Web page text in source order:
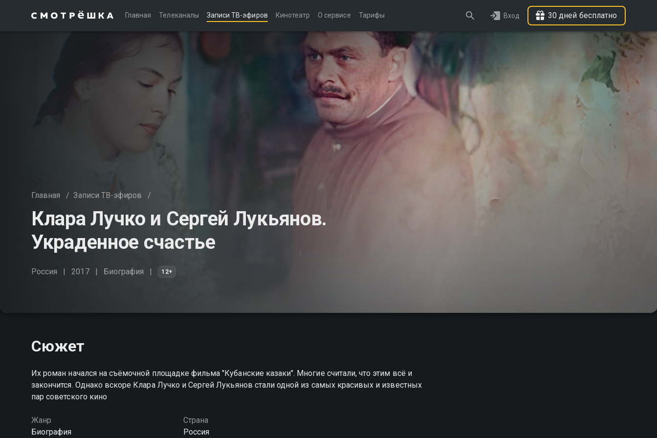
Главная Телеканалы Записи ТВ-эфиров Кинотеатр О сервисе Тарифы Вход 30 дней бесплатно
Главная / Записи ТВ-эфиров /
Клара Лучко и Сергей Лукьянов.
Украденное счастье
Россия 2017 Биография 12+
Сюжет
Их роман начался на съёмочной площадке фильма "Кубанские казаки". Многие считали, что этим всё и
закончится. Однако вскоре Клара Лучко и Сергей Лукьянов стали одной из самых красивых и известных
пар советского кино
Жанр
Биография
Страна
Россия